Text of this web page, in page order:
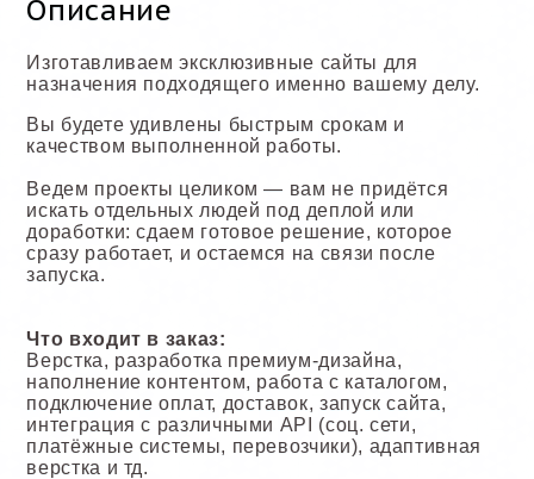
Описание
Изготавливаем эксклюзивные сайты для
назначения подходящего именно вашему делу.
Вы будете удивлены быстрым срокам и
качеством выполненной работы.
Ведем проекты целиком — вам не придётся
искать отдельных людей под деплой или
доработки: сдаем готовое решение, которое
сразу работает, и остаемся на связи после
запуска.
Что входит в заказ:
Верстка, разработка премиум-дизайна,
наполнение контентом, работа с каталогом,
подключение оплат, доставок, запуск сайта,
интеграция с различными API (соц. сети,
платёжные системы, перевозчики), адаптивная
верстка и тд.